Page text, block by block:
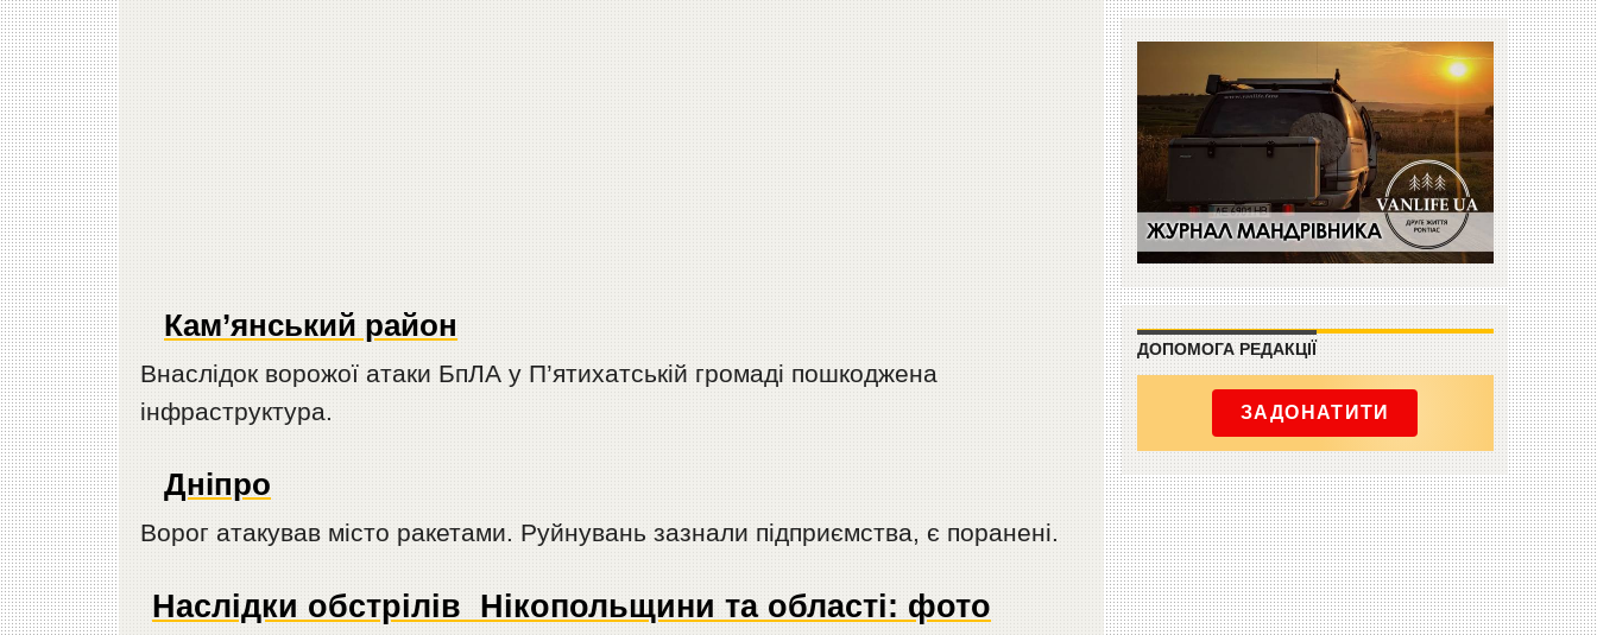
Кам’янський район
Внаслідок ворожої атаки БпЛА у П’ятихатській громаді пошкоджена
інфраструктура.
Дніпро
Ворог атакував місто ракетами. Руйнувань зазнали підприємства, є поранені.
Наслідки обстрілів Нікопольщини та області: фото
ДОПОМОГА РЕДАКЦІЇ
ЗАДОНАТИТИ